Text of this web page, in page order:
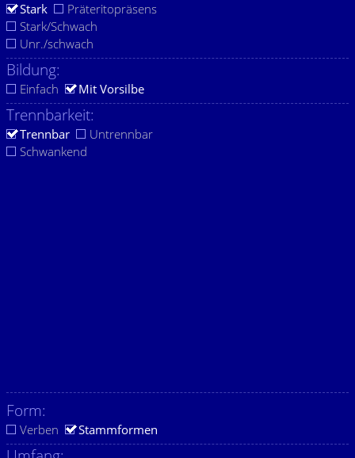
Stark
Präteritopräsens
Stark/Schwach
Unr./schwach
Bildung:
Einfach Mit Vorsilbe
Trennbarkeit:
Trennbar
Untrennbar
Schwankend
Form:
Verben Stammformen